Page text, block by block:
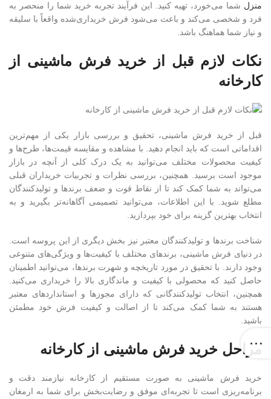
منزل شما می‌خورد، تهیه کنید. این فرآیند تجربه خرید شما را منحصر به
فرد و شخصی می‌کند و باعث می‌شود فرش خریداری‌شده واقعاً با سلیقه
و نیاز شما هماهنگ باشد.
نکات لازم قبل از خرید فرش ماشینی از
کارخانه
قبل از خرید فرش ماشینی، تحقیق و بررسی بازار یکی از مهم‌ترین
اقداماتی است که باید انجام دهید. با مشاهده و مقایسه قیمت‌ها، طرح‌ها و
کیفیت محصولات مختلف می‌توانید به یک درک کلی از آنچه در بازار
موجود است برسید. همچنین، بررسی نظرات و تجربیات خریداران قبلی
می‌تواند به شما کمک کند تا از نقاط قوت و ضعف برندها و تولیدکنندگان
مطلع شوید. با این اطلاعات، می‌توانید تصمیمی آگاهانه‌تر بگیرید و به
انتخاب بهترین گزینه برای خود بپردازید.
شناخت برندها و تولیدکنندگان معتبر نیز بخش دیگری از این پروسه است.
در دنیای فرش ماشینی، برندهای مختلف با کیفیت‌ها و ویژگی‌های متنوعی
وجود دارند. با تحقیق در مورد تاریخچه و شهرت برندها، می‌توانید اطمینان
حاصل کنید که محصولی با کیفیت و ماندگاری بالا را خریداری می‌کنید.
همچنین، انتخاب تولیدکنندگانی که دارای مجوزها و استانداردهای معتبر
هستند به شما کمک می‌کند تا از اصالت و کیفیت فرش خود مطمئن
باشید.
مراحل خرید فرش ماشینی از کارخانه
خرید فرش ماشینی به صورت مستقیم از کارخانه نیازمند دقت و
برنامه‌ریزی است تا تجربه‌ای موفق و رضایت‌بخش برای شما به ارمغان